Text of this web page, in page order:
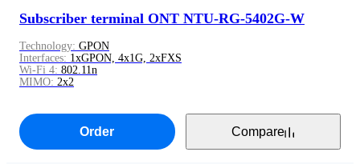
Subscriber terminal ONT NTU-RG-5402G-W
Technology: GPON
Interfaces: 1xGPON, 4x1G, 2xFXS
Wi-Fi 4: 802.11n
MIMO: 2x2
Order Compare